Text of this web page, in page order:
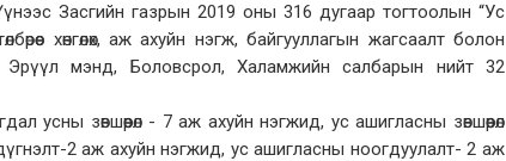
Засгийн газрын 2019 оны 316 дугаар тогтоолын “Ус
хөнгөлөх, аж ахуйн нэгж, байгууллагын жагсаалт болон
Эрүүл мэнд, Боловсрол, Халамжийн салбарын нийт 32
зөвшөөрөл - 7 аж ахуйн нэгжид, ус ашигласны зөвшөөрөл
2 аж ахуйн нэгжид, ус ашигласны ноогдуулалт- 2 аж